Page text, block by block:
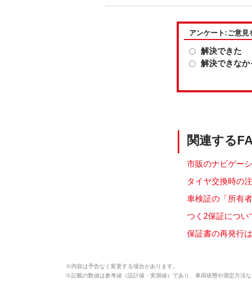
アンケート:ご意見
解決できた
解決できなか
関連する
市販のナビゲー
タイヤ交換時の
車検証の「所有
つく2保証につい
保証書の再発行
※内容は予告なく変更する場合があります。
※記載の数値は参考値（設計値・実測値）であり、車両状態や測定方法な